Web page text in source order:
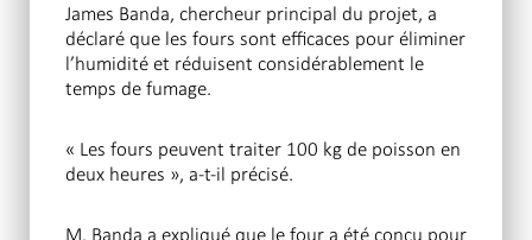
James Banda, chercheur principal du projet, a
déclaré que les fours sont efficaces pour éliminer
l’humidité et réduisent considérablement le
temps de fumage.
« Les fours peuvent traiter 100 kg de poisson en
deux heures », a-t-il précisé.
M. Banda a expliqué que le four a été conçu pour